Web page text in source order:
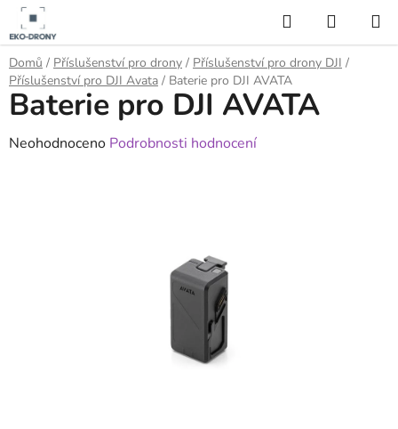
Přejít
obsah
Hledat
KOŠÍK
Domů / Příslušenství pro drony / Příslušenství pro drony DJI /
Příslušenství pro DJI Avata / Baterie pro DJI AVATA
Baterie pro DJI AVATA
Průměrné
Neohodnoceno Podrobnosti hodnocení